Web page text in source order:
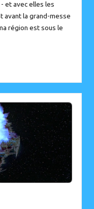
et avec elles les
avant la grand-messe
région est sous le